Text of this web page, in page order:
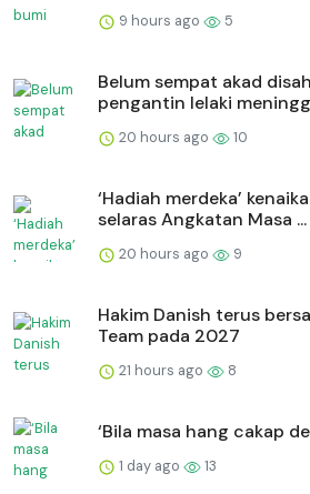
9 hours ago 5
Belum sempat akad
pengantin lelaki
20 hours ago 10
‘Hadiah merdeka’
selaras Angkatan Masa ...
20 hours ago 9
Hakim Danish terus
Team pada 2027
21 hours ago 8
‘Bila masa hang cakap
1 day ago 13